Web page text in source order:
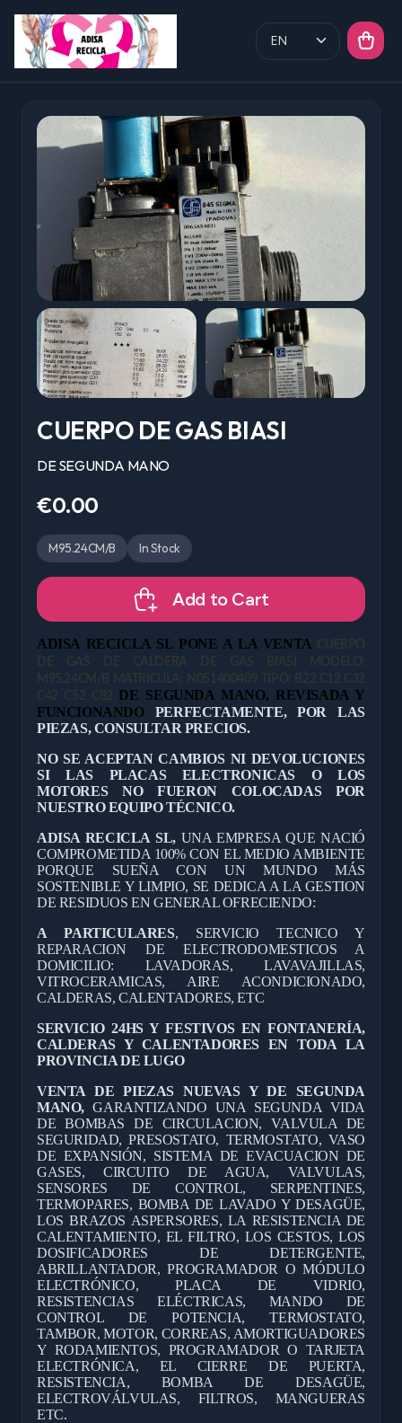
CUERPO DE GAS BIASI
DE SEGUNDA MANO
€0.00
M95.24CM/B In Stock
Add to Cart
ADISA RECICLA SL PONE A LA VENTA CUERPO
DE GAS DE CALDERA DE GAS BIASI MODELO:
M95.24CM/B MATRICULA: N051400409 TIPO: B22 C12 C32
C42 C52 C82DE SEGUNDA MANO, REVISADA Y
FUNCIONANDO PERFECTAMENTE, POR LAS
PIEZAS, CONSULTAR PRECIOS.
NO SE ACEPTAN CAMBIOS NI DEVOLUCIONES
SI LAS PLACAS ELECTRONICAS O LOS
MOTORES NO FUERON COLOCADAS POR
NUESTRO EQUIPO TÉCNICO.
ADISA RECICLA SL, UNA EMPRESA QUE NACIÓ
COMPROMETIDA 100% CON EL MEDIO AMBIENTE
PORQUE SUEÑA CON UN MUNDO MÁS
SOSTENIBLE Y LIMPIO, SE DEDICA A LA GESTION
DE RESIDUOS EN GENERAL OFRECIENDO:
A PARTICULARES, SERVICIO TECNICO Y
REPARACION DE ELECTRODOMESTICOS A
DOMICILIO: LAVADORAS, LAVAVAJILLAS,
VITROCERAMICAS, AIRE ACONDICIONADO,
CALDERAS, CALENTADORES, ETC
SERVICIO 24HS Y FESTIVOS EN FONTANERÍA,
CALDERAS Y CALENTADORES EN TODA LA
PROVINCIA DE LUGO
VENTA DE PIEZAS NUEVAS Y DE SEGUNDA
MANO, GARANTIZANDO UNA SEGUNDA VIDA
DE BOMBAS DE CIRCULACION, VALVULA DE
SEGURIDAD, PRESOSTATO, TERMOSTATO, VASO
DE EXPANSIÓN, SISTEMA DE EVACUACION DE
GASES, CIRCUITO DE AGUA, VALVULAS,
SENSORES DE CONTROL, SERPENTINES,
TERMOPARES, BOMBA DE LAVADO Y DESAGÜE,
LOS BRAZOS ASPERSORES, LA RESISTENCIA DE
CALENTAMIENTO, EL FILTRO, LOS CESTOS, LOS
DOSIFICADORES DE DETERGENTE,
ABRILLANTADOR, PROGRAMADOR O MÓDULO
ELECTRÓNICO, PLACA DE VIDRIO,
RESISTENCIAS ELÉCTRICAS, MANDO DE
CONTROL DE POTENCIA, TERMOSTATO,
TAMBOR, MOTOR, CORREAS, AMORTIGUADORES
Y RODAMIENTOS, PROGRAMADOR O TARJETA
ELECTRÓNICA, EL CIERRE DE PUERTA,
RESISTENCIA, BOMBA DE DESAGÜE,
ELECTROVÁLVULAS, FILTROS, MANGUERAS
ETC.